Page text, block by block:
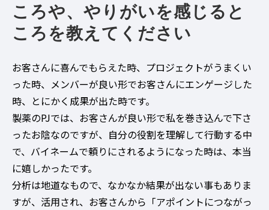
ころや、やりがいを感じると
ころを教えてください
お客さんに喜んでもらえた時、プロジェクトがうまくい
った時、メンバーが良い形でお客さんにエンゲージした
時、とにかく成果が出た時です。
製薬のPJでは、お客さんが良い形で私を巻き込んで下さ
ったお陰なのですが、自分の役割を理解して行動する中
で、バイネームで頼りにされるようになった時は、本当
に嬉しかったです。
分析は地道なもので、なかなか結果が出ない事もありま
すが、活用され、お客さんから「アポイントにつながっ